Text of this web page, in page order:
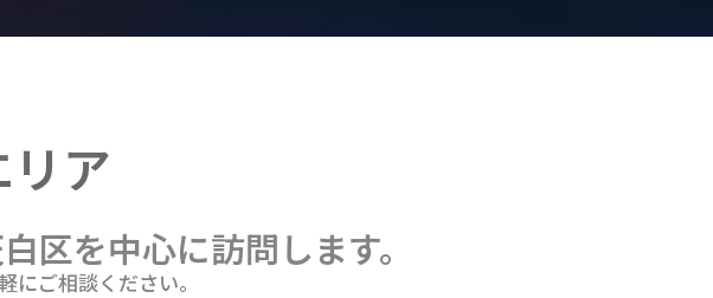
ア
区を中心に訪問します。
ご相談ください。